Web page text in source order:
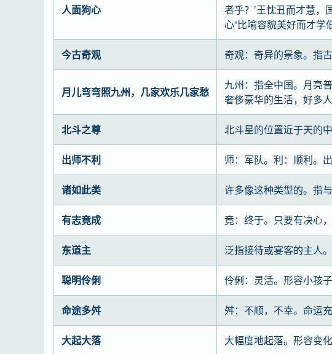
人面狗心
者乎？’王忱丑而才慧，
心”比喻容貌美好而才学
今古奇观 奇观：奇异的景象。指
月儿弯弯照九州，几家欢乐几家愁
九州：指全中国。月亮
奢侈豪华的生活，好多
北斗之尊 北斗星的位置近于天的
出师不利 师：军队。利：顺利。
诸如此类 许多像这种类型的。指
有志竟成 竟：终于。只要有决心
东道主 泛指接待或宴客的主人。
聪明伶俐 伶俐：灵活。形容小孩
命途多舛 舛：不顺，不幸。命运
大起大落 大幅度地起落。形容变化